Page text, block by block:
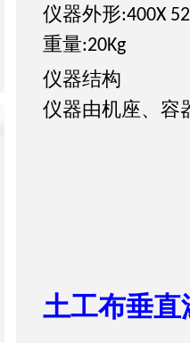
仪器外形:400X
重量:20Kg
仪器结构
仪器由机座、容
土工布垂直